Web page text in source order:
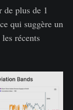
de plus de 1
qui suggère un
récents